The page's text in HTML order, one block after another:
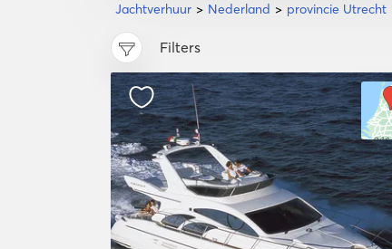
Jachtverhuur Nederland provincie Utrecht
Filters